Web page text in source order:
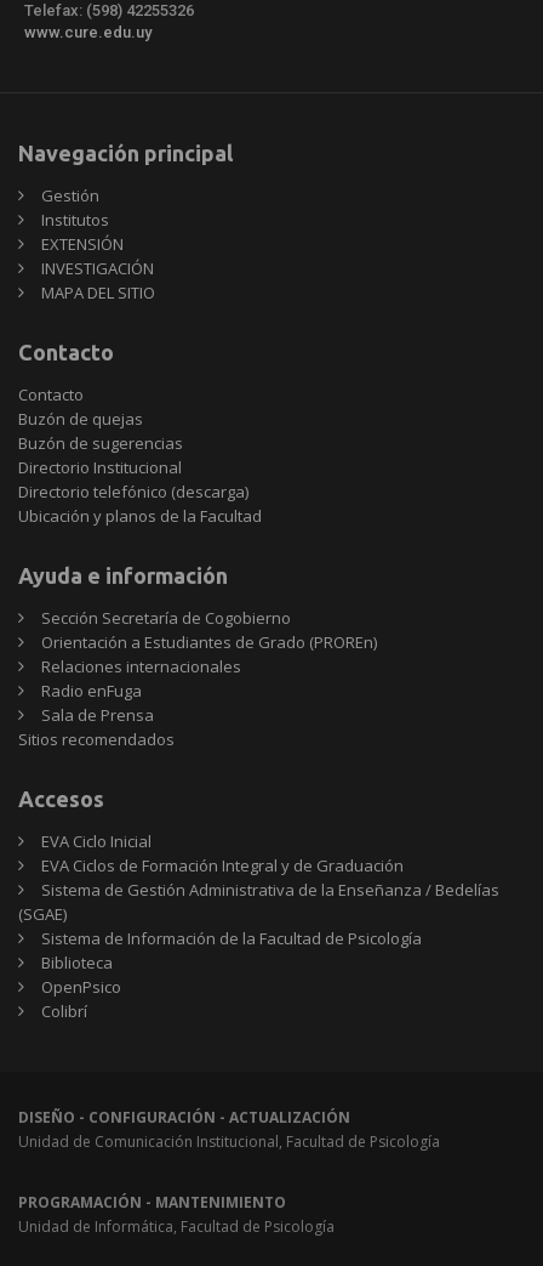
Telefax: (598) 42255326
www.cure.edu.uy
Navegación principal
Gestión
Institutos
EXTENSIÓN
INVESTIGACIÓN
MAPA DEL SITIO
Contacto
Contacto
Buzón de quejas
Buzón de sugerencias
Directorio Institucional
Directorio telefónico (descarga)
Ubicación y planos de la Facultad
Ayuda e información
Sección Secretaría de Cogobierno
Orientación a Estudiantes de Grado (PROREn)
Relaciones internacionales
Radio enFuga
Sala de Prensa
Sitios
Sitios recomendados
Accesos
EVA Ciclo Inicial
EVA Ciclos de Formación Integral y de Graduación
Sistema de Gestión Administrativa de la Enseñanza / Bedelías
(SGAE)
Sistema de Información de la Facultad de Psicología
Biblioteca
OpenPsico
Colibrí
DISEÑO - CONFIGURACIÓN - ACTUALIZACIÓN
Unidad de Comunicación Institucional, Facultad de Psicología
PROGRAMACIÓN - MANTENIMIENTO
Unidad de Informática, Facultad de Psicología